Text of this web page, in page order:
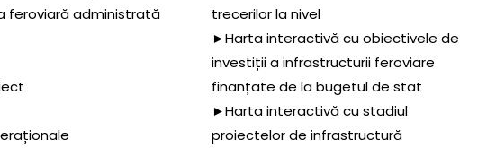
feroviară administrată
trecerilor la nivel
►Harta interactivă cu obiectivele de
investiții a infrastructurii feroviare
finanțate de la bugetul de stat
►Harta interactivă cu stadiul
proiectelor de infrastructură